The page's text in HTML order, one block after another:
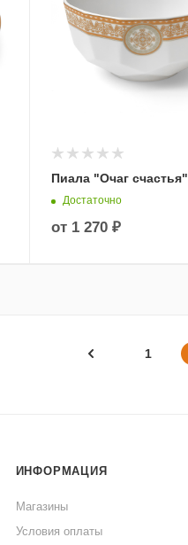
Пиала "Очаг счастья"
Достаточно
от 1 270 ₽
1
ИНФОРМАЦИЯ
Магазины
Условия оплаты